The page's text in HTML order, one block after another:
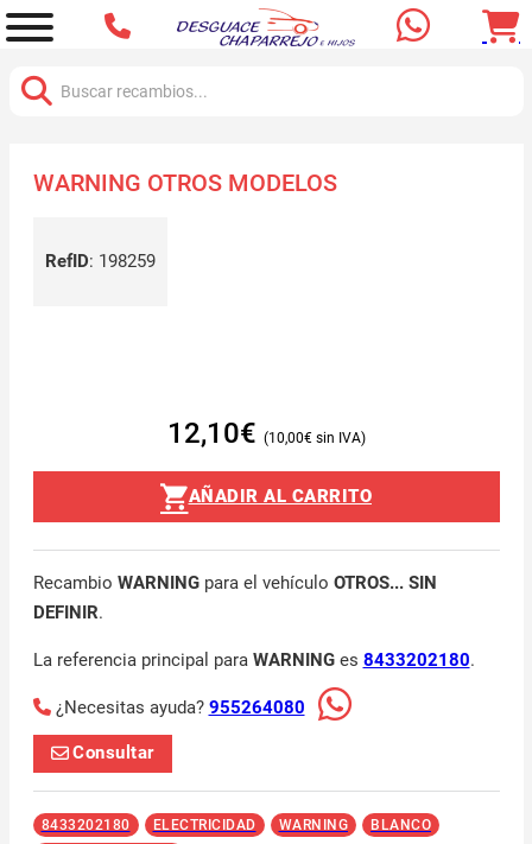
WARNING OTROS MODELOS
RefID: 198259
12,10€ 10,00€
AÑADIR AL CARRITO
Recambio WARNINGpara el vehículo OTROS... SIN
DEFINIR.
La referencia principal para WARNINGes 8433202180.
¿Necesitas ayuda? 955264080
Consultar
8433202180 ELECTRICIDAD WARNING
BLANCO